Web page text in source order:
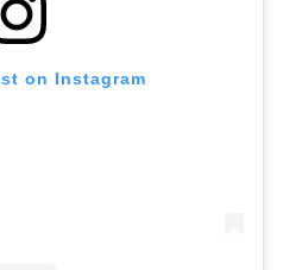
on Instagram